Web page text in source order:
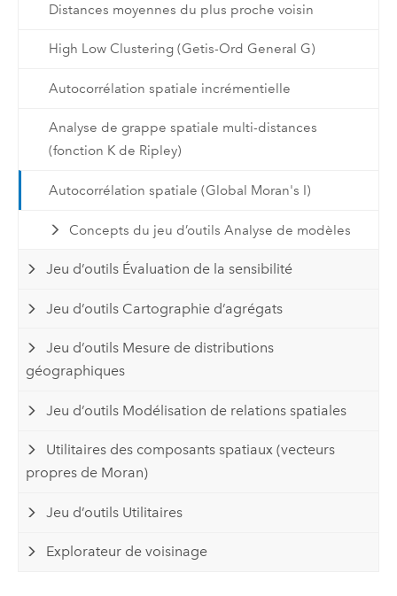
Distances moyennes du plus proche voisin
High Low Clustering (Getis-Ord General G)
Autocorrélation spatiale incrémentielle
Analyse de grappe spatiale multi-distances
(fonction K de Ripley)
Autocorrélation spatiale (Global Moran's I)
Concepts du jeu d’outils Analyse de modèles
Jeu d’outils Évaluation de la sensibilité
Jeu d’outils Cartographie d’agrégats
Jeu d’outils Mesure de distributions
géographiques
Jeu d’outils Modélisation de relations spatiales
Utilitaires des composants spatiaux (vecteurs
propres de Moran)
Jeu d’outils Utilitaires
Explorateur de voisinage